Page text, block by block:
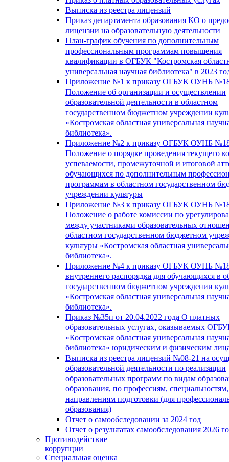
Выписка из реестра лицензий
Приказ департамента образования КО о
лицензии на образовательную деятельности
План-график обучения по дополнительным
профессиональным программам повышения
квалификации в ОГБУК "Костромская
универсальная научная библиотека" в 2023
Приложение №1 к приказу ОГБУК ОУНБ
Положение об организации и осуществлении
образовательной деятельности в областном
государственном бюджетном учреждении
«Костромская областная универсальная
библиотека».
Приложение №2 к приказу ОГБУК ОУНБ
Положение о порядке проведения текущего
успеваемости, промежуточной и итоговой
обучающихся по дополнительным
программам в областном государственном
учреждении культуры
Приложение №3 к приказу ОГБУК ОУНБ
Положение о работе комиссии по
между участниками образовательных
областном государственном бюджетном
культуры «Костромская областная
библиотека».
Приложение №4 к приказу ОГБУК ОУНБ
внутреннего распорядка для обучающихся в
государственном бюджетном учреждении
«Костромская областная универсальная
библиотека».
Приказ №35п от 20.04.2022 года О платных
образовательных услугах, оказываемых
«Костромская областная универсальная
библиотека» юридическим и физическим
Выписка из реестра лицензий №08-21 на
образовательной деятельности по реализации
образовательных программ по видам
образования, по профессиям, специальностям,
направлениям подготовки (для
образования)
Отчет о самообследовании за 2024 год
Отчет о результатах самообследования 2026
Противодействие
коррупции
Специальная оценка